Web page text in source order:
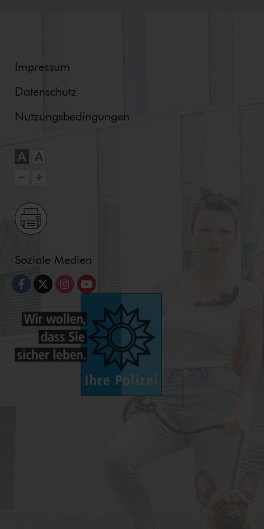
Impressum
Datenschutz
Nut­zungs­be­din­gun­gen
Soziale Medien